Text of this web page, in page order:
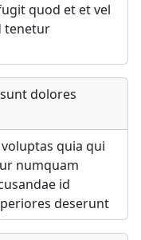
quod et et vel
tenetur
dolores
quia qui
numquam
id
deserunt